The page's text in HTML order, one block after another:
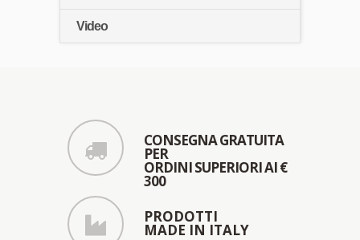
Video
CONSEGNA GRATUITA
PER
ORDINI SUPERIORI AI €
300
PRODOTTI
MADE IN ITALY